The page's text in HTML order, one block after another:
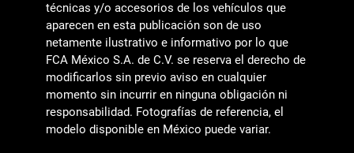
técnicas y/o accesorios de los vehículos que
aparecen en esta publicación son de uso
netamente ilustrativo e informativo por lo que
FCA México S.A. de C.V. se reserva el derecho de
modificarlos sin previo aviso en cualquier
momento sin incurrir en ninguna obligación ni
responsabilidad. Fotografías de referencia, el
modelo disponible en México puede variar.